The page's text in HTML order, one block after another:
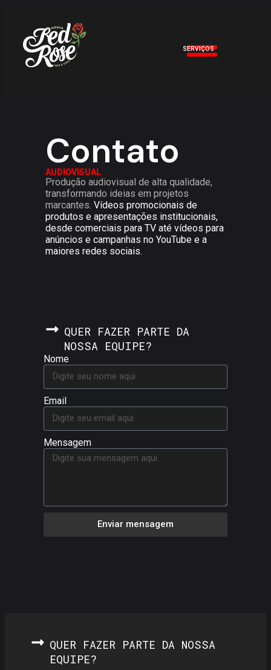
SERVIÇOS
Contato
AUDIOVISUAL
Produção audiovisual de alta qualidade,
transformando ideias em projetos
marcantes. Vídeos promocionais de
produtos e apresentações institucionais,
desde comerciais para TV até vídeos para
anúncios e campanhas no YouTube e a
maiores redes sociais.
QUER FAZER PARTE DA
NOSSA EQUIPE?
Nome
Email
Mensagem
Enviar mensagem
QUER FAZER PARTE DA NOSSA
EQUIPE?